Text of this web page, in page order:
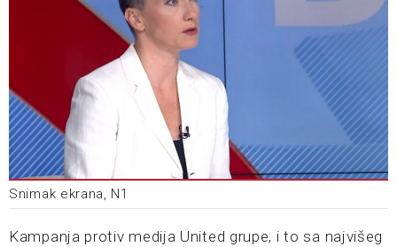
Snimak ekrana, N1
Kampanja protiv medija United grupe, i to sa najvišeg